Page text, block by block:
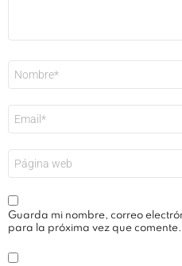
electrónico
*
Guarda mi nombre, correo
para la próxima vez que comente.